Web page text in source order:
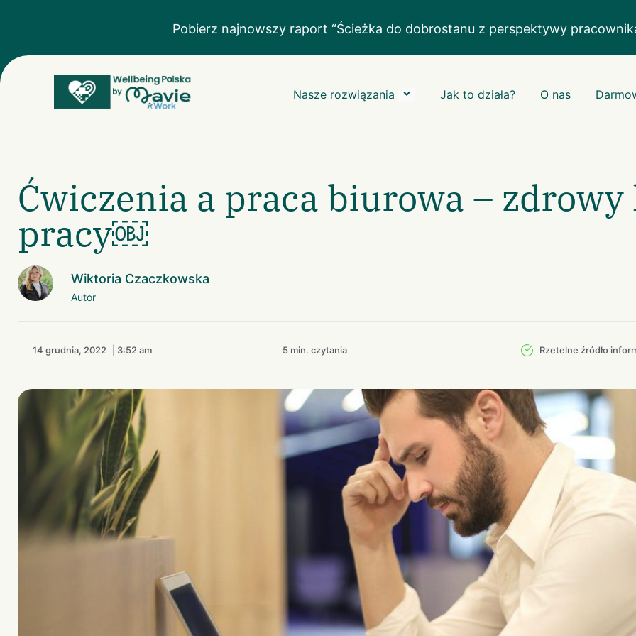
Pobierz najnowszy raport “Ścieżka do dobrostanu z perspektywy
Nasze rozwiązania Jak to działa? O nas
Ćwiczenia a praca biurowa – zdrowy
pracy￼
Wiktoria Czaczkowska
Autor
14 grudnia, 2022 3:52 am 5 min. czytania Rzetelne źródło